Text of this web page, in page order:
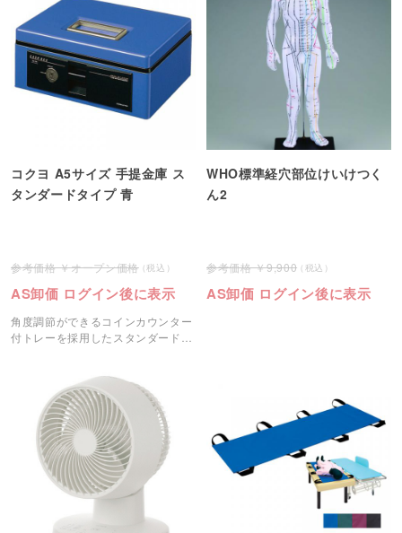
コクヨ A5サイズ 手提金庫 ス
タンダードタイプ 青
オープン価格
AS卸価 ログイン後に表示
角度調節ができるコインカウンター
付トレーを採用したスタンダードな
WHO標準経穴部位けいけつく
ん2
9,900
AS卸価 ログイン後に表示